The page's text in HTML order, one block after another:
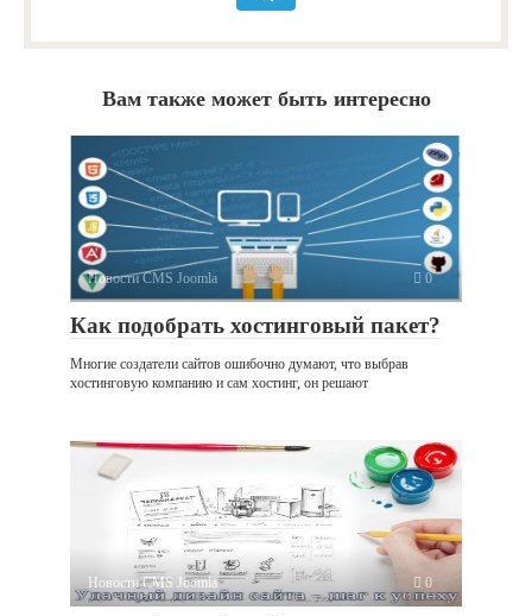
Вам также может быть интересно
Новости CMS Joomla 0
Как подобрать хостинговый пакет?
Многие создатели сайтов ошибочно думают, что выбрав
хостинговую компанию и сам хостинг, он решают
Новости CMS Joomla 0